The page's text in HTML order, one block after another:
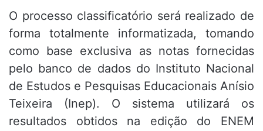
O processo classificatório será realizado de
forma totalmente informatizada, tomando
como base exclusiva as notas fornecidas
pelo banco de dados do Instituto Nacional
de Estudos e Pesquisas Educacionais Anísio
Teixeira (Inep). O sistema utilizará os
resultados obtidos na edição do ENEM